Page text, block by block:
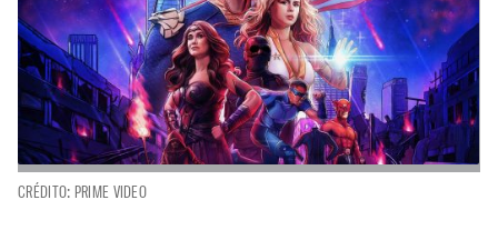
CRÉDITO: PRIME VIDEO